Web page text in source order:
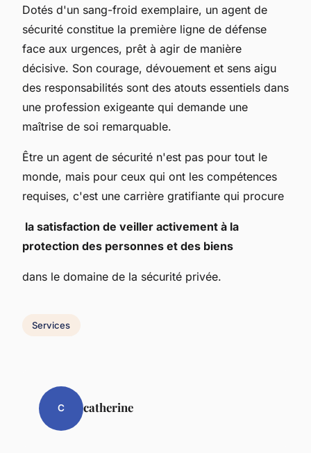
Dotés d'un sang-froid exemplaire, un agent de
sécurité constitue la première ligne de défense
face aux urgences, prêt à agir de manière
décisive. Son courage, dévouement et sens aigu
des responsabilités sont des atouts essentiels dans
une profession exigeante qui demande une
maîtrise de soi remarquable.
Être un agent de sécurité n'est pas pour tout le
monde, mais pour ceux qui ont les compétences
requises, c'est une carrière gratifiante qui procure
la satisfaction de veiller activement à la
protection des personnes et des biens
dans le domaine de la sécurité privée.
Services
C catherine